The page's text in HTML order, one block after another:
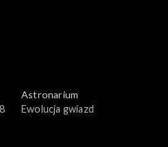
Astronarium
Ewolucja gwiazd